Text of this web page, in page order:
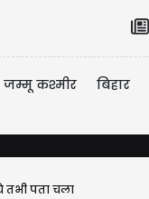
जम्मू कश्मीर बिहार
तभी पता चला